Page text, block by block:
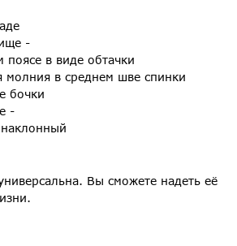
-
поясе в виде обтачки
молния в среднем шве спинки
бочки
-
Вы сможете надеть её